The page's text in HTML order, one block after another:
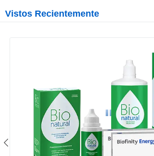
Vistos Recientemente